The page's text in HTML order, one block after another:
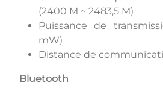
(2400 M ~ 2483,5 M)
Puissance de
mW)
Distance de
Bluetooth